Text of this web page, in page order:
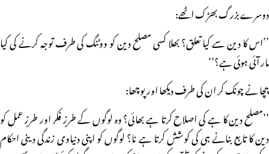
دوسرے بزرگ بھڑک اٹھے:
’’اس کا دین سے کیا تعلق؟ بھلا کسی مصلح دین کو ووٹنگ کی طرف توجہ کرنے کی کیا
مار آئی ہوئی ہے؟‘‘
چچا نے چونک کر ان کی طرف دیکھا اور پوچھا:
’’مصلح دین کا ہے کی اصلاح کرتا ہے بھائی؟ وہ لوگوں کے طرزِ فکر اور طرزِ عمل کو
دین کا تابع بنانے ہی کی کوشش کرتا ہے نا؟ لوگوں کو اپنی دنیاوی زندگی دینی احکام